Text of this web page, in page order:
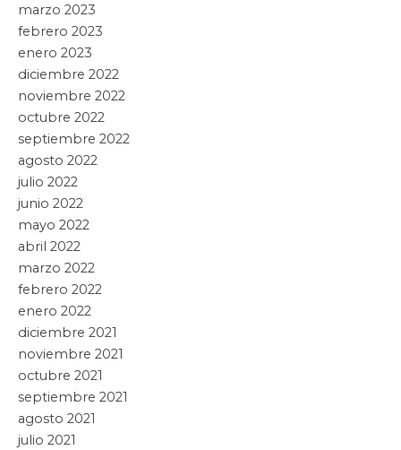
marzo 2023
febrero 2023
enero 2023
diciembre 2022
noviembre 2022
octubre 2022
septiembre 2022
agosto 2022
julio 2022
junio 2022
mayo 2022
abril 2022
marzo 2022
febrero 2022
enero 2022
diciembre 2021
noviembre 2021
octubre 2021
septiembre 2021
agosto 2021
julio 2021